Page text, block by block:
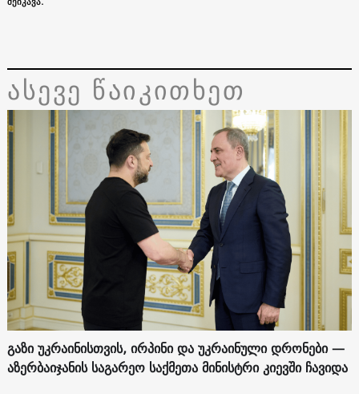
ასევე წაიკითხეთ
გაზი უკრაინისთვის, ირპინი და უკრაინული დრონები —
აზერბაიჯანის საგარეო საქმეთა მინისტრი კიევში ჩავიდა